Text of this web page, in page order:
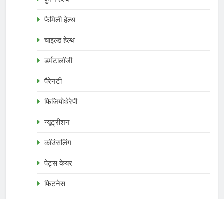
फैमिली हेल्थ
चाइल्ड हेल्थ
डर्मटालॉजी
पैरेनटी
फिजियोथेरेपी
न्यूट्रीशन
कॉउंसलिंग
पेट्स केयर
फिटनेस